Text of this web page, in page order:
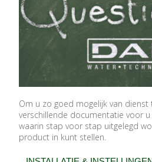
Om u zo goed mogelijk van dienst
verschillende documentatie voor
waarin stap voor stap uitgelegd
product in kunt stellen.